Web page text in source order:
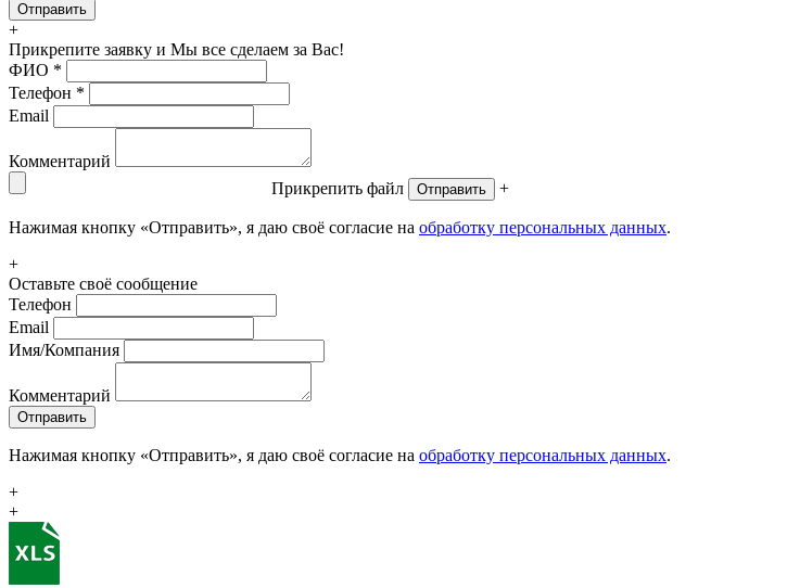
+
Прикрепите заявку и Мы все сделаем за Вас!
ФИО *
Телефон *
Email
Комментарий
Прикрепить файл
Отправить +
Нажимая кнопку «Отправить», я даю своё согласие на обработку персональных данных.
+
Оставьте своё сообщение
Телефон
Email
Имя/Компания
Комментарий
Отправить
Нажимая кнопку «Отправить», я даю своё согласие на обработку персональных данных.
+
+